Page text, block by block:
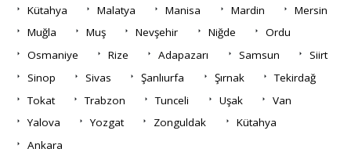
Kütahya
Malatya Manisa Mardin
Mersin
Muğla
Muş Nevşehir Niğde
Ordu
Osmaniye
Rize Adapazarı Samsun
Siirt
Sinop
Sivas Şanlıurfa Şırnak
Tekirdağ
Tokat
Trabzon Tunceli Uşak
Van
Yalova
Yozgat Zonguldak
Kütahya
Ankara